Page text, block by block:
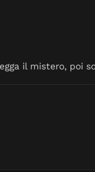
il mistero, poi